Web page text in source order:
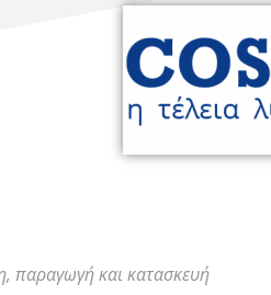
παραγωγή και κατασκευή